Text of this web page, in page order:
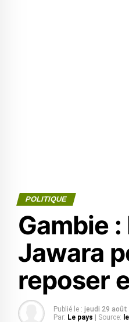
POLITIQUE
Gambie
Jawara
reposer
Publié le : jeudi 29 août
Par: Le pays | Source: